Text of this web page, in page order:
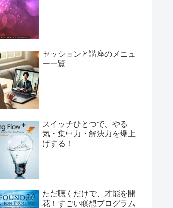
セッションと講座のメニュ
ー一覧
スイッチひとつで、やる
気・集中力・解決力を爆上
げする！
ただ聴くだけで、才能を開
花！すごい瞑想プログラム